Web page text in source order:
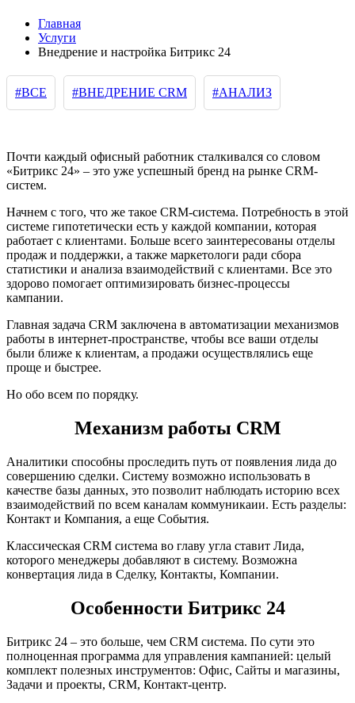
Главная
Услуги
Внедрение и настройка Битрикс 24
#ВСЕ #ВНЕДРЕНИЕ CRM #АНАЛИЗ
Почти каждый офисный работник сталкивался со словом
«Битрикс 24» – это уже успешный бренд на рынке CRM-
систем.
Начнем с того, что же такое CRM-система. Потребность в этой
системе гипотетически есть у каждой компании, которая
работает с клиентами. Больше всего заинтересованы отделы
продаж и поддержки, а также маркетологи ради сбора
статистики и анализа взаимодействий с клиентами. Все это
здорово помогает оптимизировать бизнес-процессы
кампании.
Главная задача CRM заключена в автоматизации механизмов
работы в интернет-пространстве, чтобы все ваши отделы
были ближе к клиентам, а продажи осуществлялись еще
проще и быстрее.
Но обо всем по порядку.
Механизм работы CRM
Аналитики способны проследить путь от появления лида до
совершению сделки. Систему возможно использовать в
качестве базы данных, это позволит наблюдать историю всех
взаимодействий по всем каналам коммуникаии. Есть разделы:
Контакт и Компания, а еще События.
Классическая CRM система во главу угла ставит Лида,
которого менеджеры добавляют в систему. Возможна
конвертация лида в Сделку, Контакты, Компании.
Особенности Битрикс 24
Битрикс 24 – это больше, чем CRM система. По сути это
полноценная программа для управления кампанией: целый
комплект полезных инструментов: Офис, Сайты и магазины,
Задачи и проекты, CRM, Контакт-центр.